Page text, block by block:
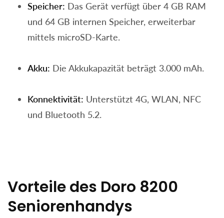
Speicher: Das Gerät verfügt über 4 GB RAM
und 64 GB internen Speicher, erweiterbar
mittels microSD-Karte.
Akku: Die Akkukapazität beträgt 3.000 mAh.
Konnektivität: Unterstützt 4G, WLAN, NFC
und Bluetooth 5.2.
Vorteile des Doro 8200
Seniorenhandys